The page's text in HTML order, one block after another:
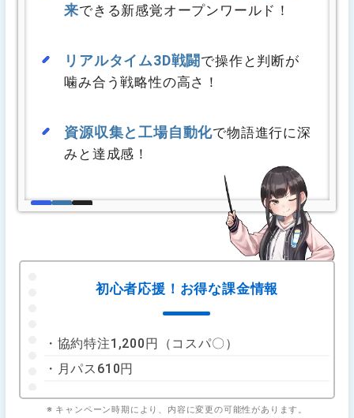
来できる新感覚オープンワールド！
リアルタイム3D戦闘 で操作と判断が
噛み合う戦略性の高さ！
資源収集と工場自動化で物語進行に深
みと達成感！
初心者応援！お得な課金情報
・協約特注1,200円（コスパ〇）
・月パス610円
※ キャンペーン時期により、内容に変更の可能性があります。